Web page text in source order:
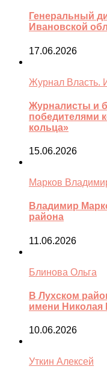
Генеральный
Ивановской
17.06.2026
Журнал Власть.
Журналисты и
победителями
кольца»
15.06.2026
Марков
Владимир
района
11.06.2026
Блинова Ольга
В Лухском
имени Николая
10.06.2026
Уткин Алексей